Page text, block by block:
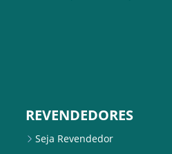
REVENDEDORES
Seja Revendedor